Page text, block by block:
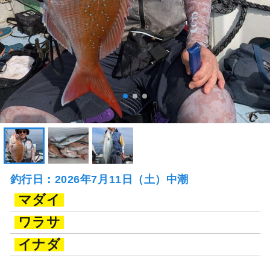
釣行日：2026年7月11日（土）中潮
マダイ
ワラサ
イナダ